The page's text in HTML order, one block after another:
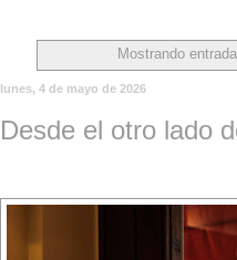
Mostrando
lunes, 4 de mayo de 2026
Desde el otro lado